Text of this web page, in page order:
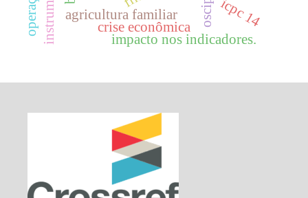
agricultura familiar
crise econômica
impacto nos indicadores.
oscip icpc 14